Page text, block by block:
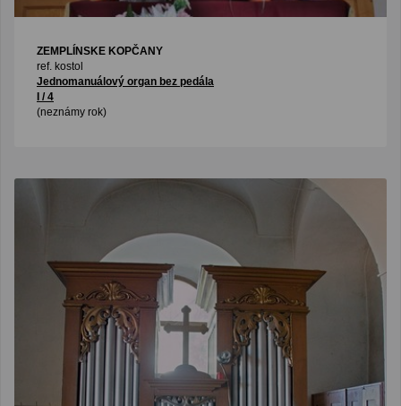
ZEMPLÍNSKE KOPČANY
ref. kostol
Jednomanuálový organ bez pedála
I / 4
(neznámy rok)